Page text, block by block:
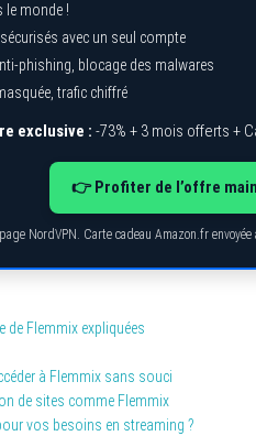
le monde !
sécurisés avec un seul compte
phishing, blocage des malwares
trafic chiffré
exclusive : -73% + 3 mois offerts +
👉 Profiter de l’offre
NordVPN. Carte cadeau Amazon.fr
de Flemmix expliquées
à Flemmix sans souci
de sites comme Flemmix
vos besoins en streaming ?